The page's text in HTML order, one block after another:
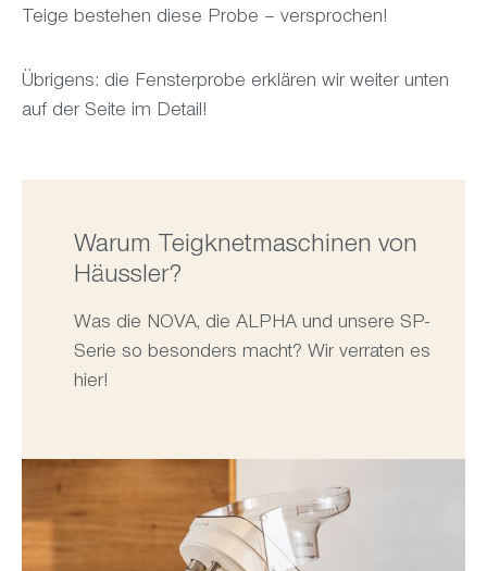
Teige bestehen diese Probe – versprochen!
Übrigens: die Fensterprobe erklären wir weiter unten
auf der Seite im Detail!
Warum Teigknetmaschinen von
Häussler?
Was die NOVA, die ALPHA und unsere SP-
Serie so besonders macht? Wir verraten es
hier!